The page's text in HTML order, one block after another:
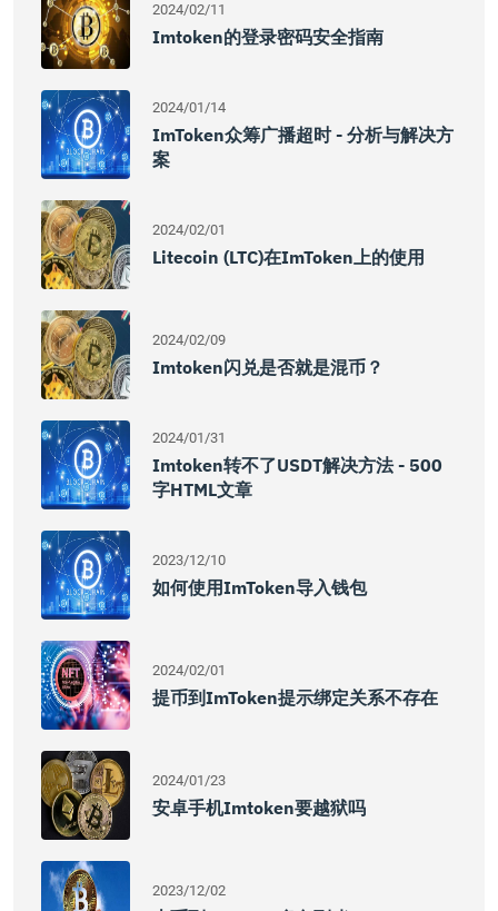
2024/02/11
Imtoken的登录密码安全指南
2024/01/14
ImToken众筹广播超时 - 分析与解决方
案
2024/02/01
Litecoin (LTC)在imToken上的使用
2024/02/09
Imtoken闪兑是否就是混币？
2024/01/31
Imtoken转不了USDT解决方法 - 500
字HTML文章
2023/12/10
如何使用imToken导入钱包
2024/02/01
提币到imToken提示绑定关系不存在
2024/01/23
安卓手机imtoken要越狱吗
2023/12/02